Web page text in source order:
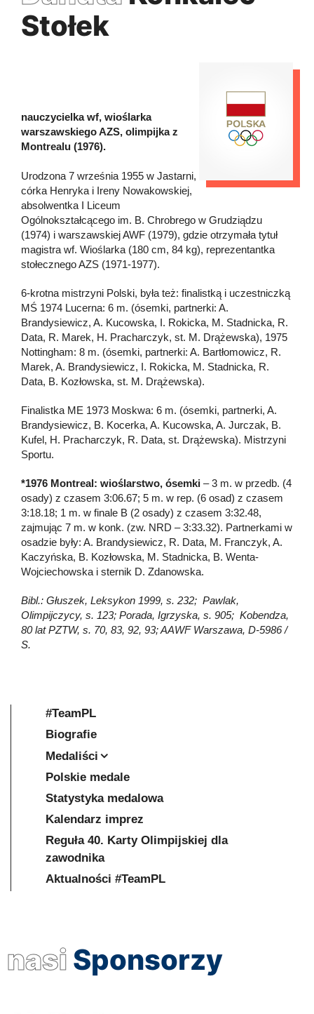
Stołek
nauczycielka wf, wioślarka
warszawskiego AZS, olimpijka z
Montrealu (1976).
Urodzona 7 września 1955 w Jastarni,
córka Henryka i Ireny Nowakowskiej,
absolwentka I Liceum
Ogólnokształcącego im. B. Chrobrego w Grudziądzu
(1974) i warszawskiej AWF (1979), gdzie otrzymała tytuł
magistra wf. Wioślarka (180 cm, 84 kg), reprezentantka
stołecznego AZS (1971-1977).
6-krotna mistrzyni Polski, była też: finalistką i uczestniczką
MŚ 1974 Lucerna: 6 m. (ósemki, partnerki: A.
Brandysiewicz, A. Kucowska, I. Rokicka, M. Stadnicka, R.
Data, R. Marek, H. Pracharczyk, st. M. Drążewska), 1975
Nottingham: 8 m. (ósemki, partnerki: A. Bartłomowicz, R.
Marek, A. Brandysiewicz, I. Rokicka, M. Stadnicka, R.
Data, B. Kozłowska, st. M. Drążewska).
Finalistka ME 1973 Moskwa: 6 m. (ósemki, partnerki, A.
Brandysiewicz, B. Kocerka, A. Kucowska, A. Jurczak, B.
Kufel, H. Pracharczyk, R. Data, st. Drążewska). Mistrzyni
Sportu.
*1976 Montreal: wioślarstwo, ósemki – 3 m. w przedb. (4
osady) z czasem 3:06.67; 5 m. w rep. (6 osad) z czasem
3:18.18; 1 m. w finale B (2 osady) z czasem 3:32.48,
zajmując 7 m. w konk. (zw. NRD – 3:33.32). Partnerkami w
osadzie były: A. Brandysiewicz, R. Data, M. Franczyk, A.
Kaczyńska, B. Kozłowska, M. Stadnicka, B. Wenta-
Wojciechowska i sternik D. Zdanowska.
Bibl.: Głuszek, Leksykon 1999, s. 232; Pawlak,
Olimpijczycy, s. 123; Porada, Igrzyska, s. 905; Kobendza,
80 lat PZTW, s. 70, 83, 92, 93; AAWF Warszawa, D-5986 /
S.
#TeamPL
Biografie
Medaliści
Polskie medale
Statystyka medalowa
Kalendarz imprez
Reguła 40. Karty Olimpijskiej dla
zawodnika
Aktualności #TeamPL
nasi Sponsorzy